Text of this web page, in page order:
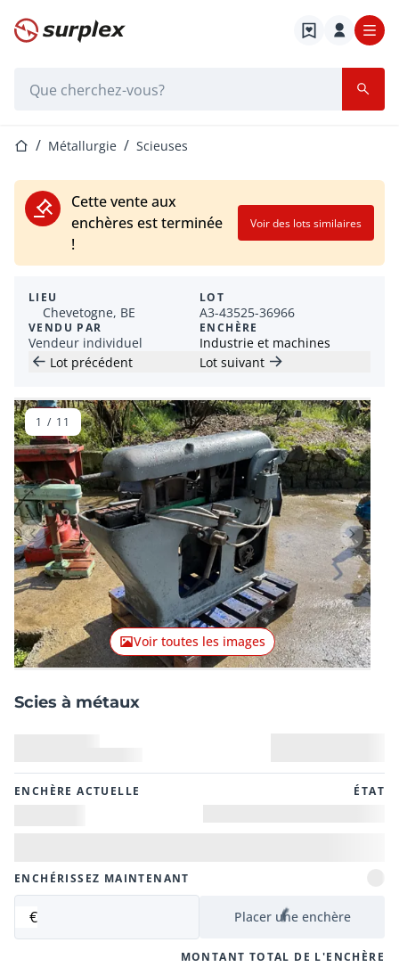
Page d'accueil
Page d'accueil
Métallurgie Scieuses
Cette vente aux
enchères est terminée
!
Voir des lots similaires
LIEU
Chevetogne, BE
VENDU PAR
Vendeur individuel
LOT
A3-43525-36966
ENCHÈRE
Industrie et machines
Lot précédent
Lot suivant
Lot précédent Lot
Voir toutes les images
1 / 11
Scies à métaux
ENCHÈRE ACTUELLE ÉTAT
ENCHÉRISSEZ MAINTENANT
€ Placer une enchère
MONTANT TOTAL DE L'ENCHÈRE